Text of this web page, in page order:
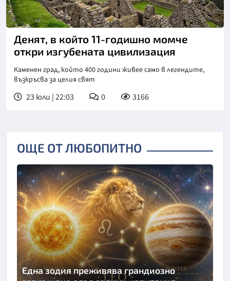
Денят, в който 11-годишно момче
откри изгубената цивилизация
Каменен град, който 400 години живее само в легендите,
възкръсва за целия свят
23 юли | 22:03 0 3166
ОЩЕ ОТ ЛЮБОПИТНО
Една зодия преживява грандиозно